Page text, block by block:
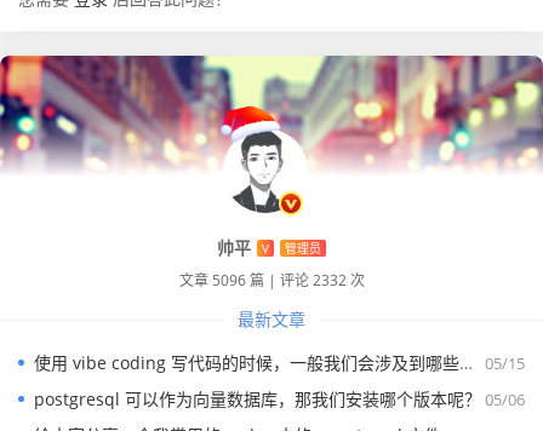
帅平 V 管理员
文章 5096 篇 | 评论 2332 次
最新文章
05/15
使用 vibe coding 写代码的时候，一般我们会涉及到哪些提示词？
05/06
postgresql 可以作为向量数据库，那我们安装哪个版本呢？